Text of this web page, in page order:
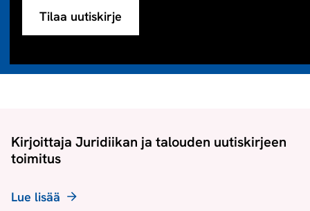
Tilaa uutiskirje
Kirjoittaja Juridiikan ja talouden uutiskirjeen
toimitus
Lue lisää